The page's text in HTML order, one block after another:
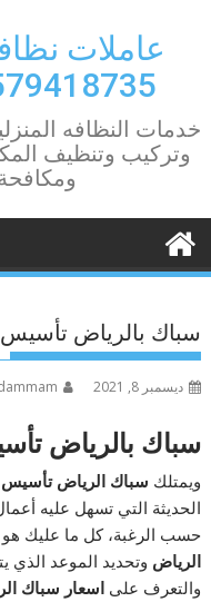
contentعاملات
0549362075
خدمات النظافه
وتركيب وتنظيف
سباك بالرياض تأسيس
ديسمبر 8, 2021
سباك بالرياض
ويمتلك سباك الرياض
الحديثة التي تسهل عليه
حسب الرغبة، كل ما عليك
الرياض وتحديد الموعد
والتعرف علىاسعار سباك